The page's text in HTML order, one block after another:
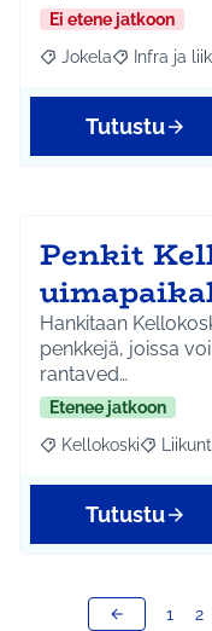
Ei etene jatkoon
Rajaa tulokset
Jokela RajaaInfra ja
Tutustu
Penkit
Hankitaan
penkkejä, joissa
rantaved…
Etenee jatkoon
Rajaa tulokset
Kellokoski Rajaa
Tutustu
1 2